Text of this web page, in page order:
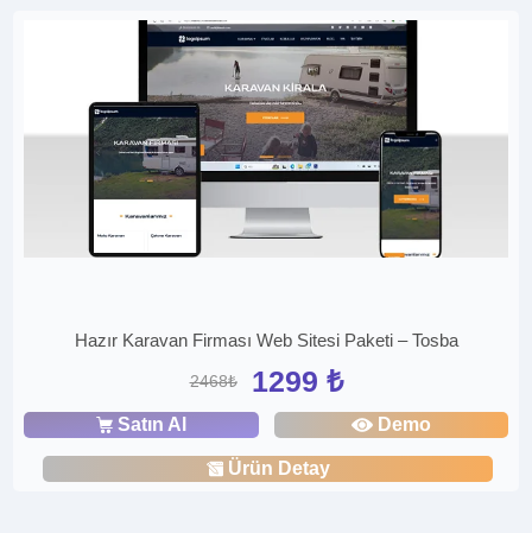
Hazır Karavan Firması Web Sitesi Paketi – Tosba
2468₺ 1299 ₺
Satın Al Demo
Ürün Detay